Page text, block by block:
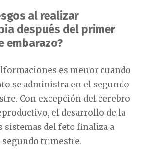
al realizar
después del primer
embarazo?
es menor cuando
se administra en el segundo
Con excepción del cerebro
el desarrollo de la
sistemas del feto finaliza a
trimestre.